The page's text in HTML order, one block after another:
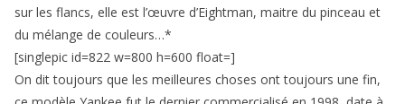
sur les flancs, elle est l’œuvre d’Eightman, maitre du pinceau et
du mélange de couleurs…*
[singlepic id=822 w=800 h=600 float=]
On dit toujours que les meilleures choses ont toujours une fin,